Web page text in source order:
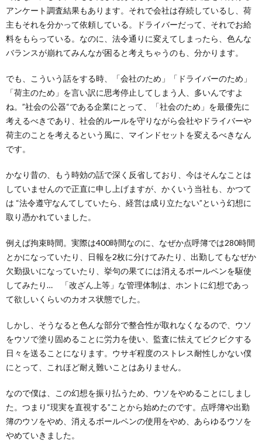
アンケート調査結果もあります。それで会社は存続しているし、荷
主もそれを分かって依頼している。ドライバーだって、それでお給
料をもらっている。なのに、法令通りに変えてしまったら、色んな
バランスが崩れてみんなが困ると考えちゃうのも、分かります。
でも、こういう話をする時、「会社のため」「ドライバーのため」
「荷主のため」を言い訳に思考停止してしまう人、多いんですよ
ね。”社会の公器“である企業にとって、「社会のため」を最優先に
考えるべきであり、社会的ルールを守りながら会社やドライバーや
荷主のことを考えるという風に、マインドセットを変えるべきなん
です。
かなり昔の、もう時効の話で深く反省しており、今はそんなことは
していませんので正直に申し上げますが、かくいう当社も、かつて
は “法令遵守なんてしていたら、経営は成り立たない”という幻想に
取り憑かれていました。
例えば拘束時間。実際は400時間なのに、なぜか点呼簿では280時間
とかになっていたり、日報を2枚に分けてみたり、出勤してもなぜか
欠勤扱いになっていたり、挙句の果てには消えるボールペンを駆使
してみたり… 「改ざん上等」な管理体制は、ホントに幻想であっ
て欲しいくらいのカオス状態でした。
しかし、そうなると色んな部分で整合性が取れなくなるので、ウソ
をウソで塗り固めることに労力を使い、監査に怯えてビクビクする
日々を送ることになります。ウサギ程度のストレス耐性しかない僕
にとって、これほど耐え難いことはありません。
なので僕は、この幻想を振り払うため、ウソをやめることにしまし
た。つまり“現実を直視する”ことから始めたのです。点呼簿や出勤
簿のウソをやめ、消えるボールペンの使用をやめ、あらゆるウソを
やめていきました。